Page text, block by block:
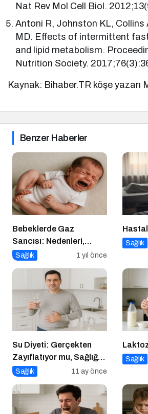
Nat Rev Mol Cell Biol.
Antoni R, Johnston KL, Collins
MD. Effects of intermittent
and lipid metabolism.
Nutrition Society.
Kaynak: Bihaber.TR köşe yazarı
Benzer Haberler
Bebeklerde Gaz
Sancısı: Nedenleri,
Belirtileri ve Etkili
Sağlık 1 yıl önce
Sağlık
Su Diyeti: Gerçekten
Zayıflatıyor mu, Sağlığa
Zararları Ne?
Sağlık 11 ay önce
Sağlık